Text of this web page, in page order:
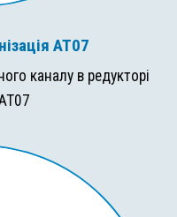
AT07
каналу в редукторі